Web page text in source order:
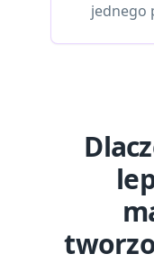
jednego